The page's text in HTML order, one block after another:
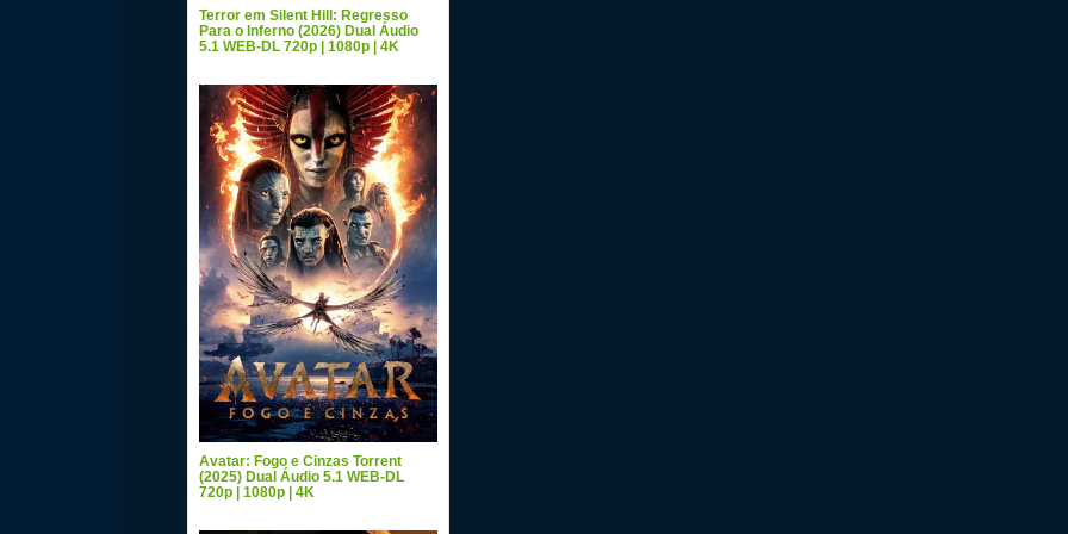
Terror em Silent Hill: Regresso
Para o Inferno (2026) Dual Áudio
5.1 WEB-DL 720p | 1080p | 4K
Avatar: Fogo e Cinzas Torrent
(2025) Dual Áudio 5.1 WEB-DL
720p | 1080p | 4K